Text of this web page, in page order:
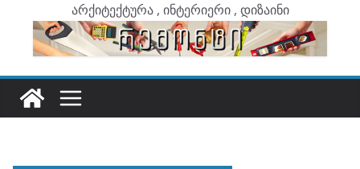
არქიტექტურა , ინტერიერი , დიზაინი